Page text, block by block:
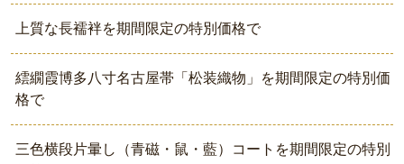
上質な長襦袢を期間限定の特別価格で
繧繝霞博多八寸名古屋帯「松装織物」を期間限定の特別価
格で
三色横段片暈し（青磁・鼠・藍）コートを期間限定の特別